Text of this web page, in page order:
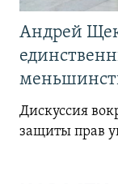
Андрей
Дискуссия
защиты прав